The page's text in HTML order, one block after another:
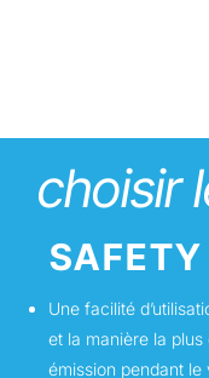
choisir
Une facilité
et la manière la
émission pendant le